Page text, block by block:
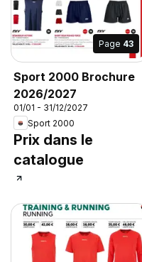
Page 43
Sport 2000 Brochure
2026/2027
01/01 - 31/12/2027
Sport 2000
Prix dans le
catalogue